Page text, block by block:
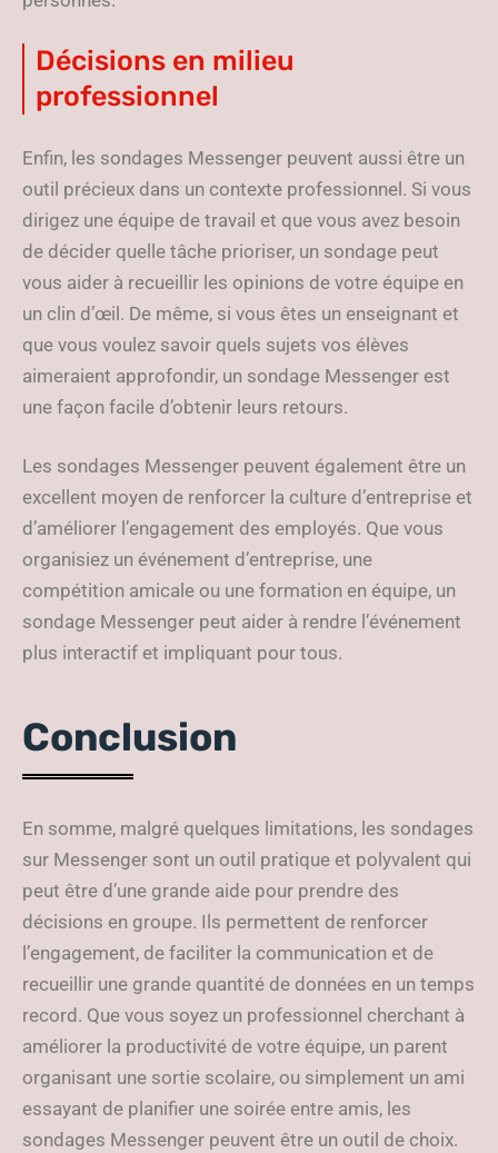
Décisions en milieu
professionnel
Enfin, les sondages Messenger peuvent aussi être un
outil précieux dans un contexte professionnel. Si vous
dirigez une équipe de travail et que vous avez besoin
de décider quelle tâche prioriser, un sondage peut
vous aider à recueillir les opinions de votre équipe en
un clin d’œil. De même, si vous êtes un enseignant et
que vous voulez savoir quels sujets vos élèves
aimeraient approfondir, un sondage Messenger est
une façon facile d’obtenir leurs retours.
Les sondages Messenger peuvent également être un
excellent moyen de renforcer la culture d’entreprise et
d’améliorer l’engagement des employés. Que vous
organisiez un événement d’entreprise, une
compétition amicale ou une formation en équipe, un
sondage Messenger peut aider à rendre l’événement
plus interactif et impliquant pour tous.
Conclusion
En somme, malgré quelques limitations, les sondages
sur Messenger sont un outil pratique et polyvalent qui
peut être d’une grande aide pour prendre des
décisions en groupe. Ils permettent de renforcer
l’engagement, de faciliter la communication et de
recueillir une grande quantité de données en un temps
record. Que vous soyez un professionnel cherchant à
améliorer la productivité de votre équipe, un parent
organisant une sortie scolaire, ou simplement un ami
essayant de planifier une soirée entre amis, les
sondages Messenger peuvent être un outil de choix.